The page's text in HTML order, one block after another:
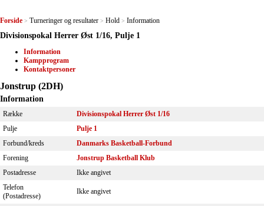
Forside > Turneringer og resultater > Hold > Information
Divisionspokal Herrer Øst 1/16, Pulje 1
Information
Kampprogram
Kontaktpersoner
Jonstrup (2DH)
Information
Række
Divisionspokal Herrer Øst 1/16
Pulje
Pulje 1
Forbund/kreds
Danmarks Basketball-Forbund
Forening
Jonstrup Basketball Klub
Postadresse
Ikke angivet
Telefon
(Postadresse)
Ikke angivet